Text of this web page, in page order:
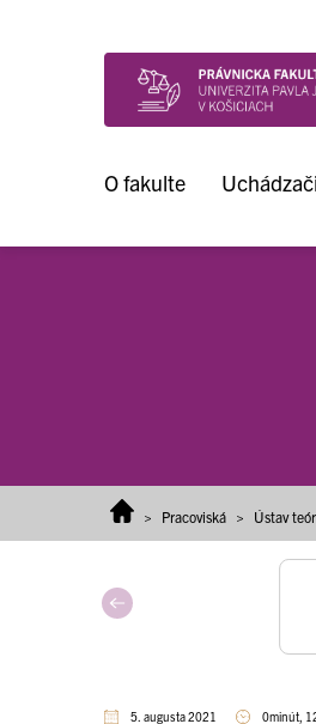
O fakulte Uchádzači
> Pracoviská > Ústav
5. augusta 2021 0minút,